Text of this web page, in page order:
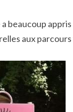
beaucoup
aux